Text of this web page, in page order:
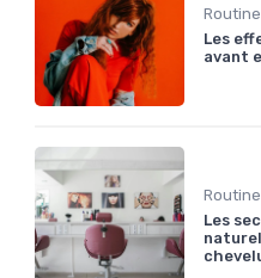
Les
avant
Les